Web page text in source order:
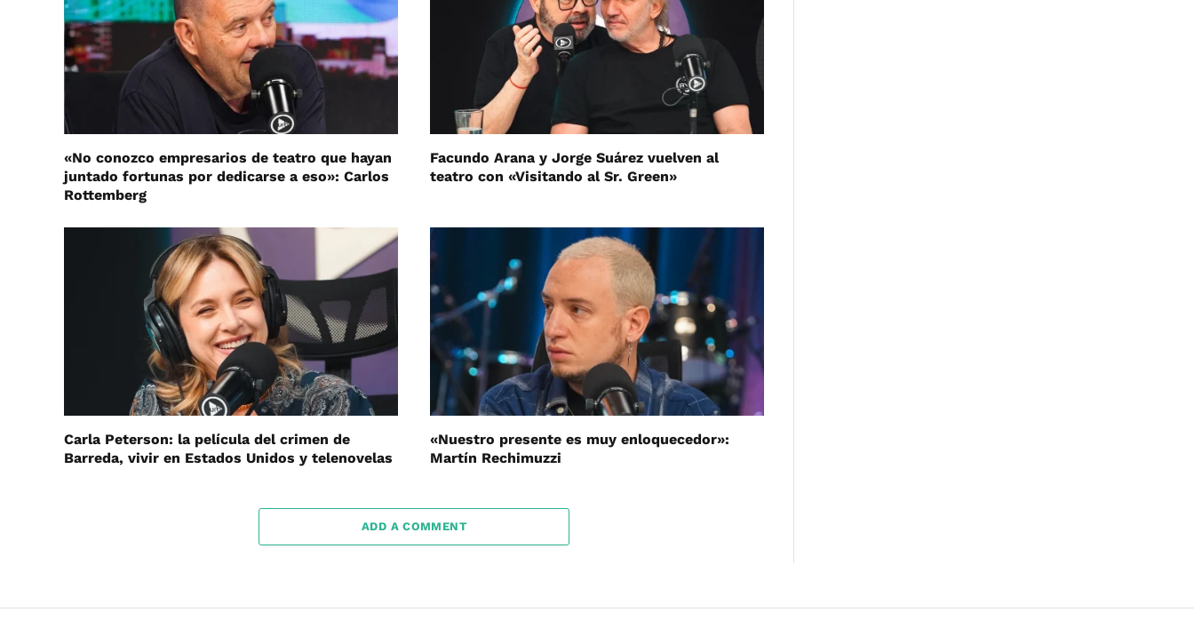
«No conozco empresarios de teatro que hayan
juntado fortunas por dedicarse a eso»: Carlos
Rottemberg
Facundo Arana y Jorge Suárez vuelven al
teatro con «Visitando al Sr. Green»
Carla Peterson: la película del crimen de
Barreda, vivir en Estados Unidos y telenovelas
«Nuestro presente es muy enloquecedor»:
Martín Rechimuzzi
ADD A COMMENT